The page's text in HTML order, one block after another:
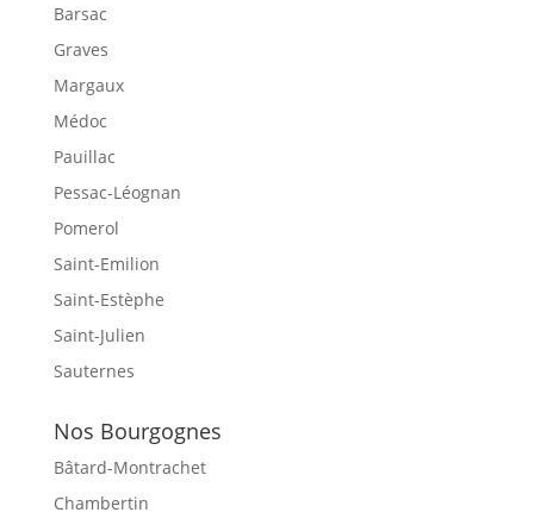
Barsac
Graves
Margaux
Médoc
Pauillac
Pessac-Léognan
Pomerol
Saint-Emilion
Saint-Estèphe
Saint-Julien
Sauternes
Nos Bourgognes
Bâtard-Montrachet
Chambertin